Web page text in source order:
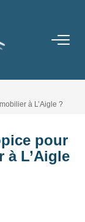
à L’Aigle ?
pour
à L’Aigle